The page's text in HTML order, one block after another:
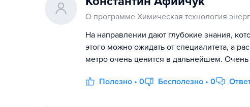
О программе Химическая технология
На направлении дают глубокие знания,
этого можно ожидать от специалитета, а
метро очень ценится в дальнейшем. Очень
Полезно • 0 Бесполезно • 0